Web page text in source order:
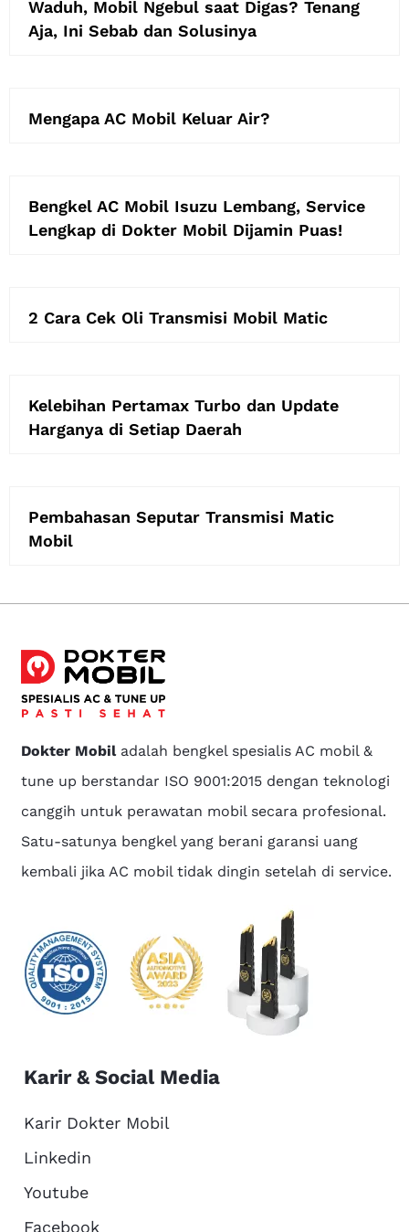
Waduh, Mobil Ngebul saat Digas? Tenang
Aja, Ini Sebab dan Solusinya
Mengapa AC Mobil Keluar Air?
Bengkel AC Mobil Isuzu Lembang, Service
Lengkap di Dokter Mobil Dijamin Puas!
2 Cara Cek Oli Transmisi Mobil Matic
Kelebihan Pertamax Turbo dan Update
Harganya di Setiap Daerah
Pembahasan Seputar Transmisi Matic
Mobil
Dokter Mobiladalah bengkel spesialis AC mobil &
tune up berstandar ISO 9001:2015 dengan teknologi
canggih untuk perawatan mobil secara profesional.
Satu-satunya bengkel yang berani garansi uang
kembali jika AC mobil tidak dingin setelah di service.
Karir & Social Media
Karir Dokter Mobil
Linkedin
Youtube
Facebook